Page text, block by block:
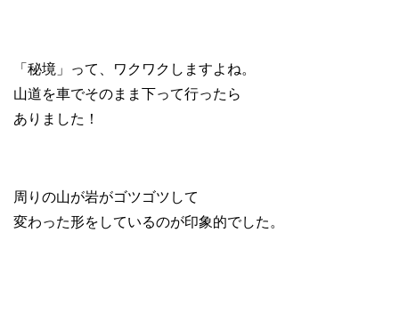
「秘境」って、ワクワクしますよね。
山道を車でそのまま下って行ったら
ありました！
周りの山が岩がゴツゴツして
変わった形をしているのが印象的でした。